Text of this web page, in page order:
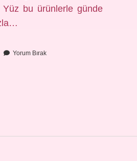
Yüz bu ürünlerle günde
Yorum Bırak